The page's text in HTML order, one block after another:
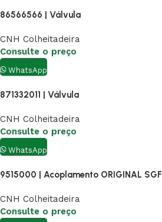
86566566 | Válvula
CNH Colheitadeira
Consulte o preço
WhatsApp
871332011 | Válvula
CNH Colheitadeira
Consulte o preço
WhatsApp
9515000 | Acoplamento ORIGINAL SGF
CNH Colheitadeira
Consulte o preço